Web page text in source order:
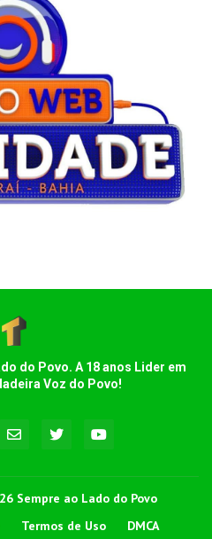
do Povo. A 18 anos Lider em
Voz do Povo!
Sempre ao Lado do Povo
Termos de Uso DMCA